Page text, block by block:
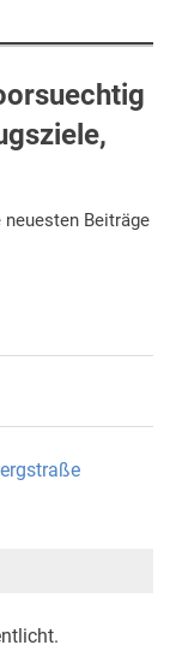
Beiträge